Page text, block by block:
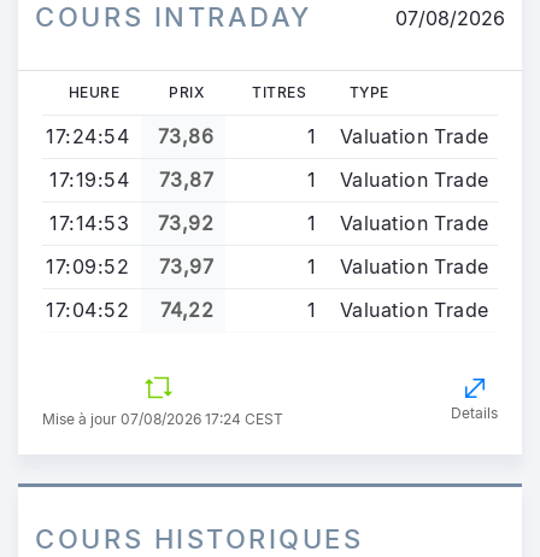
COURS INTRADAY 07/08/2026
HEURE PRIX TITRES TYPE
17:24:54 73,86 1
Valuation Trade
17:19:54
73,87 1
Valuation Trade
17:14:53
73,92 1
Valuation Trade
17:09:52
73,97 1
Valuation Trade
17:04:52
74,22 1 Valuation Trade
Mise à jour 07/08/2026 17:24 CEST Details
COURS HISTORIQUES